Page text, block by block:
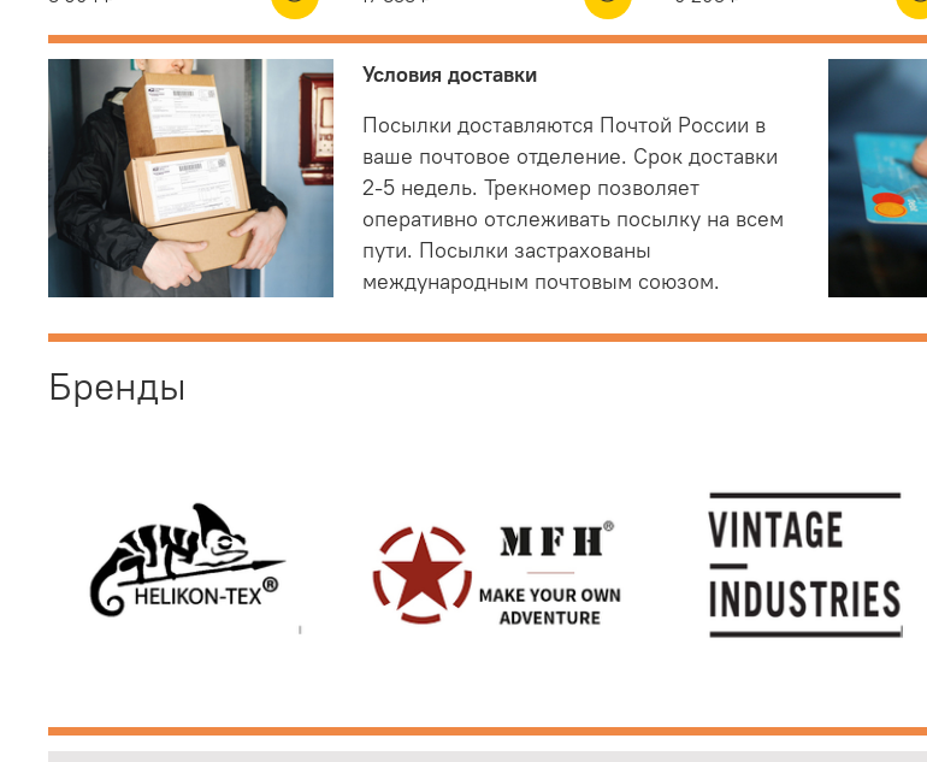
Условия доставки
Посылки доставляются Почтой России в
ваше почтовое отделение. Срок доставки
2-5 недель. Трекномер позволяет
оперативно отслеживать посылку на всем
пути. Посылки застрахованы
международным почтовым союзом.
Бренды